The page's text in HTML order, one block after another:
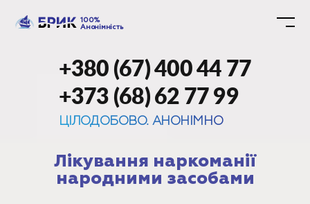
100%
Анонімність
+380 (67) 400 44 77
+373 (68) 62 77 99
ЦІЛОДОБОВО. АНОНІМНО
Лікування наркоманії
народними засобами